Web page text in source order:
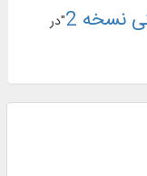
نسخه 2
"در